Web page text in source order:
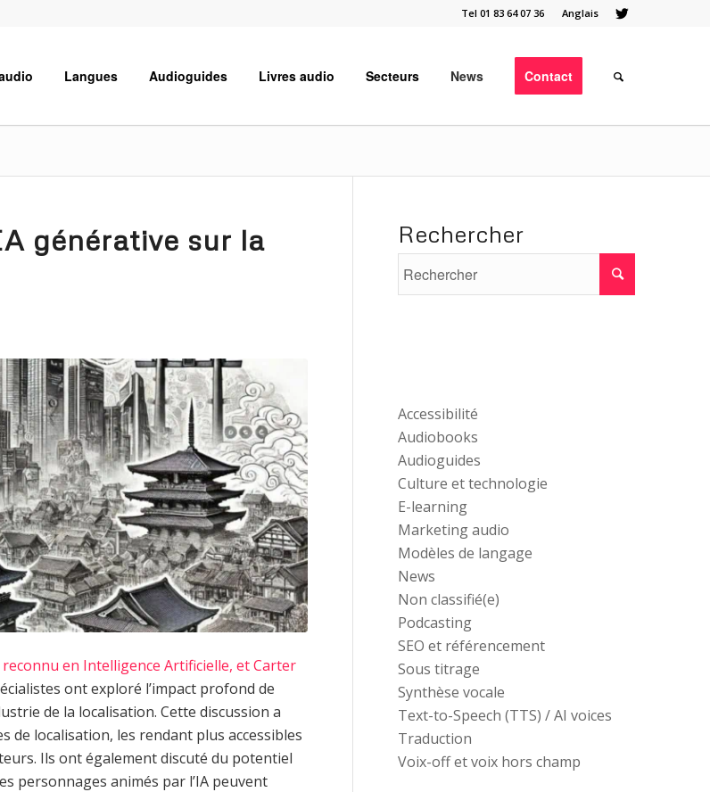
Anglais
Tel 01 83 64 07 36
Langues Audioguides Livres audio Secteurs News Contact
générative sur la
en Intelligence Artificielle, et Carter
ont exploré l’impact profond de
de la localisation. Cette discussion a
de localisation, les rendant plus accessibles
Ils ont également discuté du potentiel
personnages animés par l’IA peuvent
Rechercher
Accessibilité
Audiobooks
Audioguides
Culture et technologie
E-learning
Marketing audio
Modèles de langage
News
Non classifié(e)
Podcasting
SEO et référencement
Sous titrage
Synthèse vocale
Text-to-Speech (TTS) / AI voices
Traduction
Voix-off et voix hors champ